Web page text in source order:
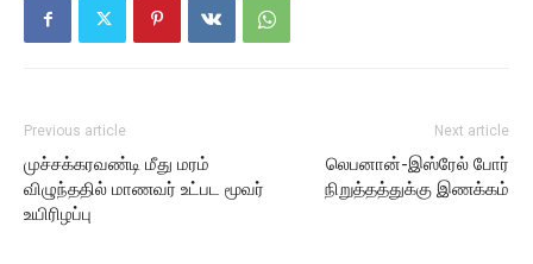
Previous article
முச்சக்கரவண்டி மீது மரம்
விழுந்ததில் மாணவர் உட்பட மூவர்
உயிரிழப்பு
Next article
லெபனான்-இஸ்ரேல் போர்
நிறுத்தத்துக்கு இணக்கம்